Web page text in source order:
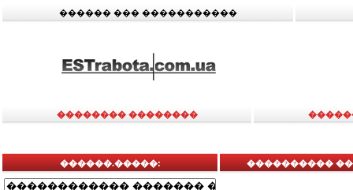
������ ��� �����������
�������� ��������
������.�����: ����������